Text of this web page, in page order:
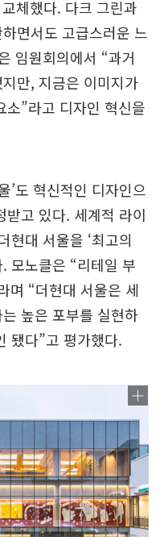
체했다. 다크 그린과
면서도 고급스러운 느
임원회의에서 “과거
만, 지금은 이미지가
”라고 디자인 혁신을
’도 혁신적인 디자인으
고 있다. 세계적 라이
현대 서울을 ‘최고의
모노클은 “리테일 부
며 “더현대 서울은 세
높은 포부를 실현하
됐다”고 평가했다.